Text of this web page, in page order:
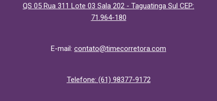
QS 05 Rua 311 Lote 03 Sala 202 - Taguatinga Sul CEP:
71.964-180
E-mail: contato@timecorretora.com
Telefone: (61) 98377-9172